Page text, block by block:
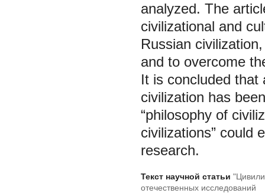
analyzed. The
civilizational and
Russian
and to overcome
It is concluded that
civilization has
“philosophy of
civilizations” could
research.
Текст научной статьи
отечественных исследований